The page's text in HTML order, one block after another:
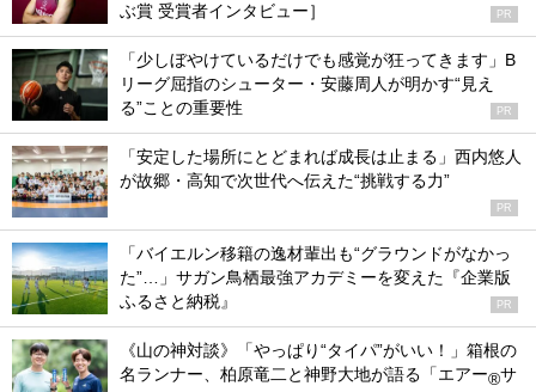
ぶ賞 受賞者インタビュー］
PR
「少しぼやけているだけでも感覚が狂ってきます」B
リーグ屈指のシューター・安藤周人が明かす“見え
る”ことの重要性
PR
「安定した場所にとどまれば成長は止まる」西内悠人
が故郷・高知で次世代へ伝えた“挑戦する力”
PR
「バイエルン移籍の逸材輩出も“グラウンドがなかっ
た”…」サガン鳥栖最強アカデミーを変えた『企業版
ふるさと納税』
PR
《山の神対談》「やっぱり“タイパ”がいい！」箱根の
名ランナー、柏原竜二と神野大地が語る「エアー®サ